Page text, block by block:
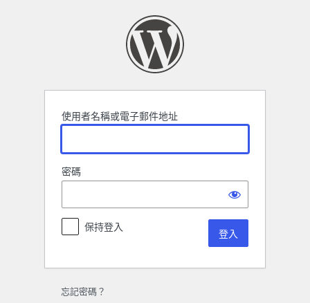
使用者名稱或電子郵件地址
密碼
保持登入
忘記密碼？